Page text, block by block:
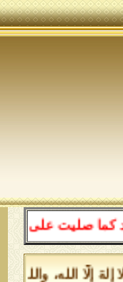
على إبراهيم
إلهَ إلَّا الله،